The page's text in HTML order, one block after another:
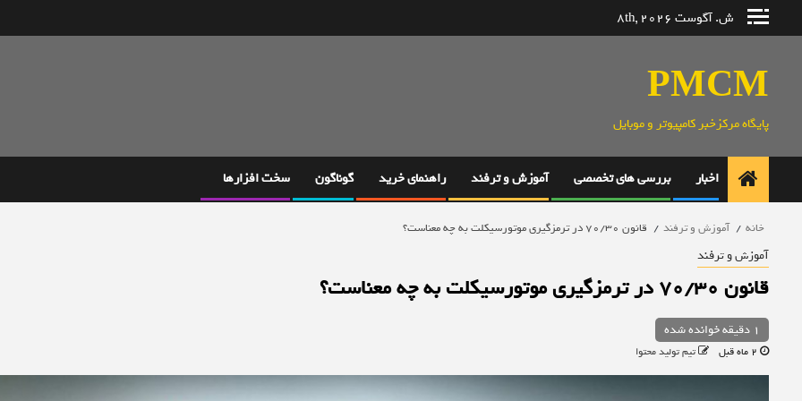
ش. آگوست 8th, 2026
PMCM
پایگاه مرکزخبر کامپیوتر و موبایل
اخبار بررسی های تخصصی آموزش و ترفند راهنمای خرید گوناگون سخت افزارها
خانه آموزش و ترفند قانون ۷۰/۳۰ در ترمزگیری موتورسیکلت به چه معناست؟
آموزش و ترفند
قانون ۷۰/۳۰ در ترمزگیری موتورسیکلت به چه معناست؟
1 دقیقه خوانده شده
تیم تولید محتوا